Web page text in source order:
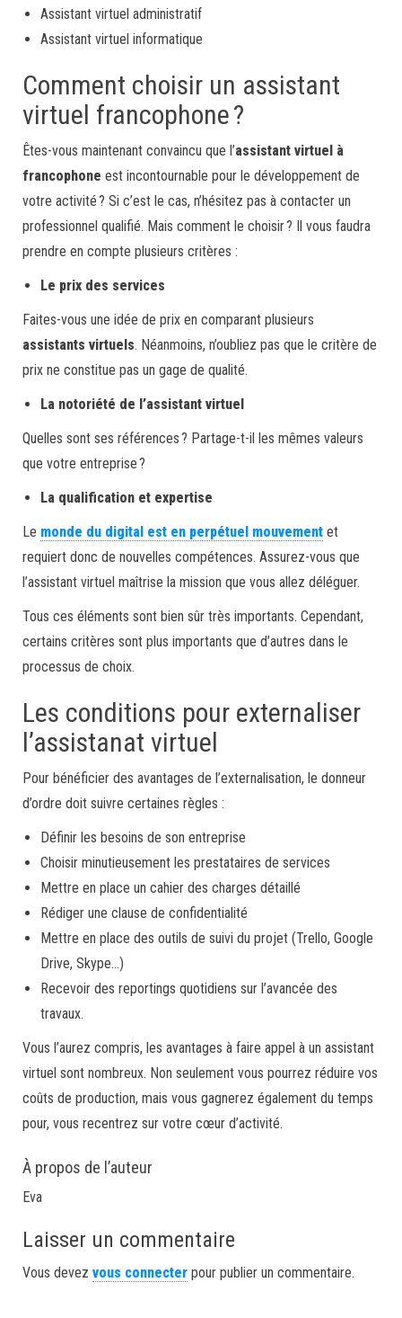
Assistant virtuel administratif
Assistant virtuel informatique
Comment choisir un assistant
virtuel francophone ?
Êtes-vous maintenant convaincu que l’assistant virtuel à
francophone est incontournable pour le développement de
votre activité ? Si c’est le cas, n’hésitez pas à contacter un
professionnel qualifié. Mais comment le choisir ? Il vous faudra
prendre en compte plusieurs critères :
Le prix des services
Faites-vous une idée de prix en comparant plusieurs
assistants virtuels. Néanmoins, n’oubliez pas que le critère de
prix ne constitue pas un gage de qualité.
La notoriété de l’assistant virtuel
Quelles sont ses références ? Partage-t-il les mêmes valeurs
que votre entreprise ?
La qualification et expertise
Le monde du digital est en perpétuel mouvement et
requiert donc de nouvelles compétences. Assurez-vous que
l’assistant virtuel maîtrise la mission que vous allez déléguer.
Tous ces éléments sont bien sûr très importants. Cependant,
certains critères sont plus importants que d’autres dans le
processus de choix.
Les conditions pour externaliser
l’assistanat virtuel
Pour bénéficier des avantages de l’externalisation, le donneur
d’ordre doit suivre certaines règles :
Définir les besoins de son entreprise
Choisir minutieusement les prestataires de services
Mettre en place un cahier des charges détaillé
Rédiger une clause de confidentialité
Mettre en place des outils de suivi du projet (Trello, Google
Drive, Skype…)
Recevoir des reportings quotidiens sur l’avancée des
travaux.
Vous l’aurez compris, les avantages à faire appel à un assistant
virtuel sont nombreux. Non seulement vous pourrez réduire vos
coûts de production, mais vous gagnerez également du temps
pour, vous recentrez sur votre cœur d’activité.
À propos de l’auteur
Eva
Laisser un commentaire
Vous devez vous connecter pour publier un commentaire.